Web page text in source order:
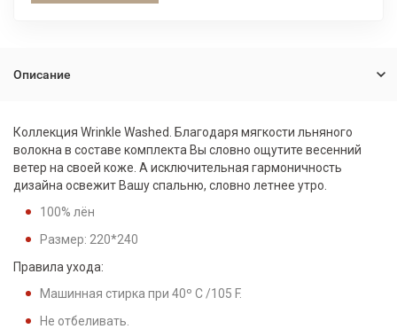
Описание
Коллекция Wrinkle Washed. Благодаря мягкости льняного
волокна в составе комплекта Вы словно ощутите весенний
ветер на своей коже. А исключительная гармоничность
дизайна освежит Вашу спальню, словно летнее утро.
100% лён
Размер: 220*240
Правила ухода:
Машинная стирка при 40º C /105 F.
Не отбеливать.